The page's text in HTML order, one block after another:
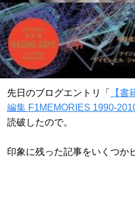
先日のブログエントリ「
【書
編集 F1MEMORIES 1990-
読破したので。
印象に残った記事をいくつか